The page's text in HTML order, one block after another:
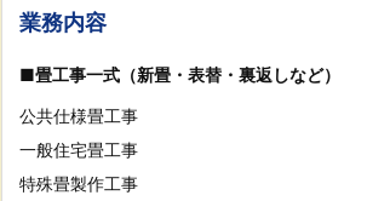
業務内容
■畳工事一式（新畳・表替・裏返しなど）
公共仕様畳工事
一般住宅畳工事
特殊畳製作工事